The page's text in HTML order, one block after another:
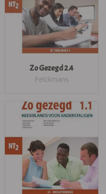
Zo Gezegd 2.4
Pelckmans